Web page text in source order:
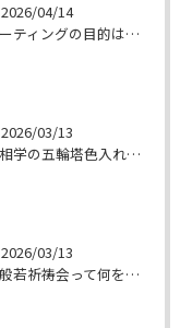
2026/04/14
コーティングの目的は 墓石を保護することです 岐阜のお墓掃除屋「磨き専隊」です
2026/03/13
墓相学の五輪塔色入れ 岐阜のお墓掃除屋「磨き専隊」です
2026/03/13
大般若祈祷会って何をするの？ 岐阜のお墓掃除屋「磨き専隊」です